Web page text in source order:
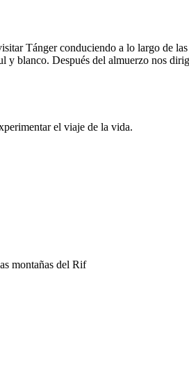
Tánger conduciendo a lo largo de
blanco. Después del almuerzo nos
el viaje de la vida.
montañas del Rif